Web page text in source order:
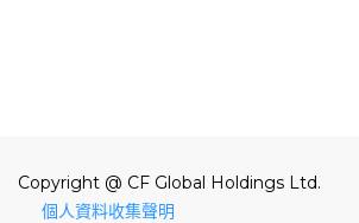
Copyright @ CF Global Holdings Ltd.
個人資料收集聲明